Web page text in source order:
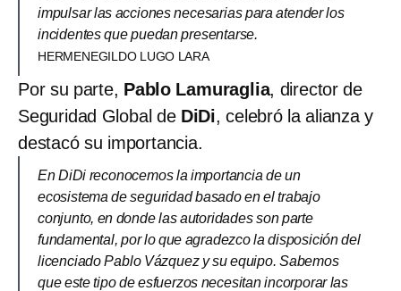
impulsar las acciones necesarias para atender los
incidentes que puedan presentarse.
HERMENEGILDO LUGO LARA
Por su parte, Pablo Lamuraglia, director de
Seguridad Global de DiDi, celebró la alianza y
destacó su importancia.
En DiDi reconocemos la importancia de un
ecosistema de seguridad basado en el trabajo
conjunto, en donde las autoridades son parte
fundamental, por lo que agradezco la disposición del
licenciado Pablo Vázquez y su equipo. Sabemos
que este tipo de esfuerzos necesitan incorporar las